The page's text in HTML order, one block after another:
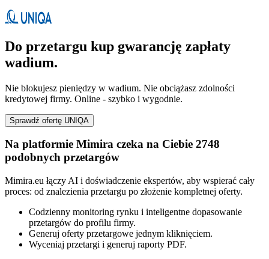
Do przetargu kup gwarancję zapłaty
wadium.
Nie blokujesz pieniędzy w wadium. Nie obciążasz zdolności
kredytowej firmy. Online - szybko i wygodnie.
Sprawdź ofertę UNIQA
Na platformie Mimira czeka na Ciebie 2748
podobnych przetargów
Mimira.eu łączy AI i doświadczenie ekspertów, aby wspierać cały
proces: od znalezienia przetargu po złożenie kompletnej oferty.
Codzienny monitoring rynku i inteligentne dopasowanie
przetargów do profilu firmy.
Generuj oferty przetargowe jednym kliknięciem.
Wyceniaj przetargi i generuj raporty PDF.